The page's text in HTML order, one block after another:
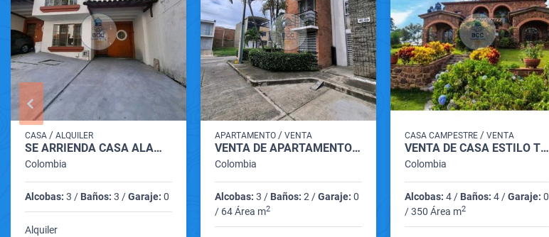
CASA / ALQUILER
SE ARRIENDA CASA ALAMOS PEREIRA RISARALDA
Colombia
Alcobas: 3 / Baños: 3 /Garaje: 0
Alquiler
APARTAMENTO/ VENTA
VENTA DE APARTAMENTO JARDINES DE SANTA MARIA CARTAGO VALLE
Colombia
Alcobas: 3 / Baños: 2 /Garaje: 0
/ 64 Área m2
CASA CAMPESTRE/ VENTA
VENTA DE CASA ESTILO TOSCANO ITALIANO MESA DE LOS SANTOS SANTANDER
Colombia
Alcobas: 4 / Baños: 4 /Garaje: 0
/ 350 Área m2